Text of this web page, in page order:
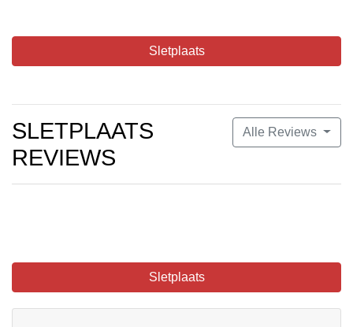
Sletplaats
Alle Reviews
SLETPLAATS
REVIEWS
Sletplaats